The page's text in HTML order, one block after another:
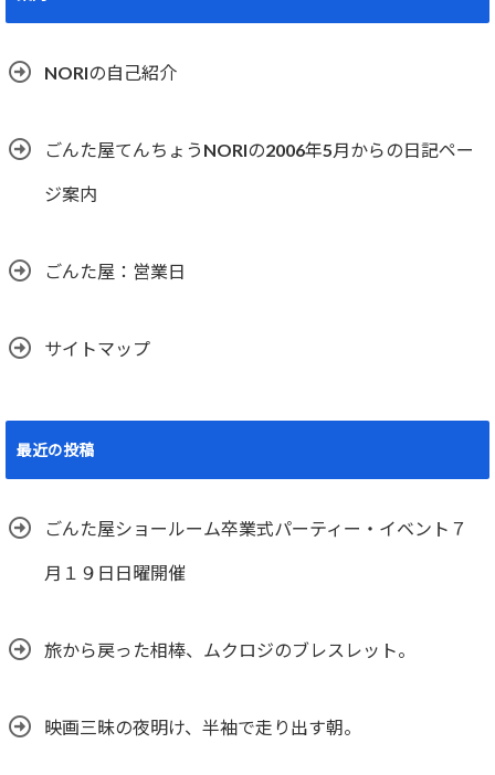
NORIの自己紹介
ごんた屋てんちょうNORIの2006年5月からの日記ペー
ジ案内
ごんた屋：営業日
サイトマップ
最近の投稿
ごんた屋ショールーム卒業式パーティー・イベント７
月１９日日曜開催
旅から戻った相棒、ムクロジのブレスレット。
映画三昧の夜明け、半袖で走り出す朝。